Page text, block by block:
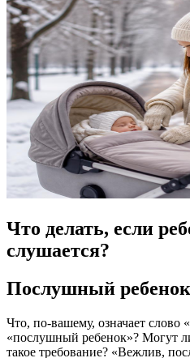
Что делать, если
слушается?
Послушный
Что, по-вашему, означает слово
«послушный ребенок»? Могут
такое требование? «Вежлив,